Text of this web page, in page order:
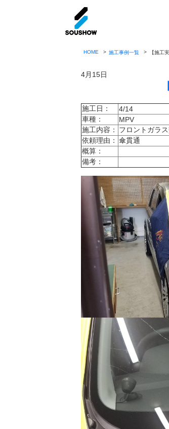
HOME 施工事例一覧 【施工
4月15日
施工日：
4/14
車種：
MPV
施工内容：
フロントガラ
依頼理由： 傘貫通
概算：
備考：